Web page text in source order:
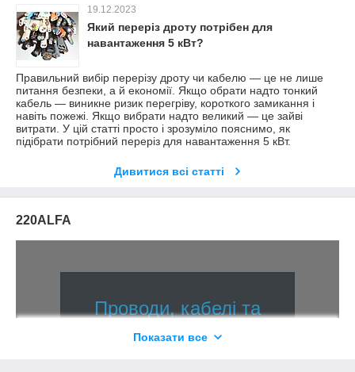
19.12.2023
Який переріз дроту потрібен для
навантаження 5 кВт?
Правильний вибір перерізу дроту чи кабелю — це не лише
питання безпеки, а й економії. Якщо обрати надто тонкий
кабель — виникне ризик перегріву, короткого замикання і
навіть пожежі. Якщо вибрати надто великий — це зайві
витрати. У цій статті просто і зрозуміло пояснимо, як
підібрати потрібний переріз для навантаження 5 кВт.
Дивитися всі статті
220ALFA
Проводи, кабелі та
супутні електротовари
Показати все